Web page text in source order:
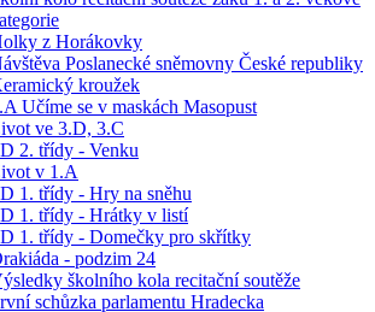
z Horákovky
Poslanecké sněmovny České republiky
kroužek
Učíme se v maskách Masopust
ve 3.D, 3.C
2. třídy - Venku
v 1.A
1. třídy - Hry na sněhu
1. třídy - Hrátky v listí
1. třídy - Domečky pro skřítky
- podzim 24
školního kola recitační soutěže
schůzka parlamentu Hradecka